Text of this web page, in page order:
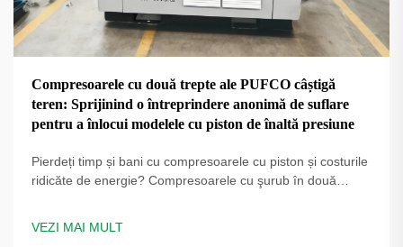
Compresoarele cu două trepte ale PUFCO câștigă
teren: Sprijinind o întreprindere anonimă de suflare
pentru a înlocui modelele cu piston de înaltă presiune
Pierdeți timp și bani cu compresoarele cu piston și costurile
ridicăte de energie? Compresoarele cu şurub în două
VEZI MAI MULT